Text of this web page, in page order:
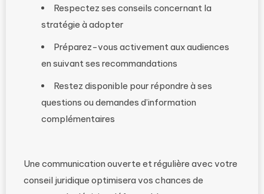
Respectez ses conseils concernant la
stratégie à adopter
Préparez-vous activement aux audiences
en suivant ses recommandations
Restez disponible pour répondre à ses
questions ou demandes d’information
complémentaires
Une communication ouverte et régulière avec votre
conseil juridique optimisera vos chances de